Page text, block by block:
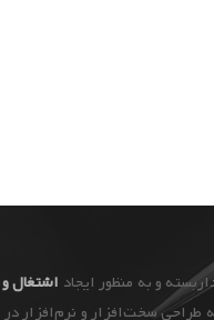
اشتغال
طراحی سخت‌افزار و نرم‌افزار